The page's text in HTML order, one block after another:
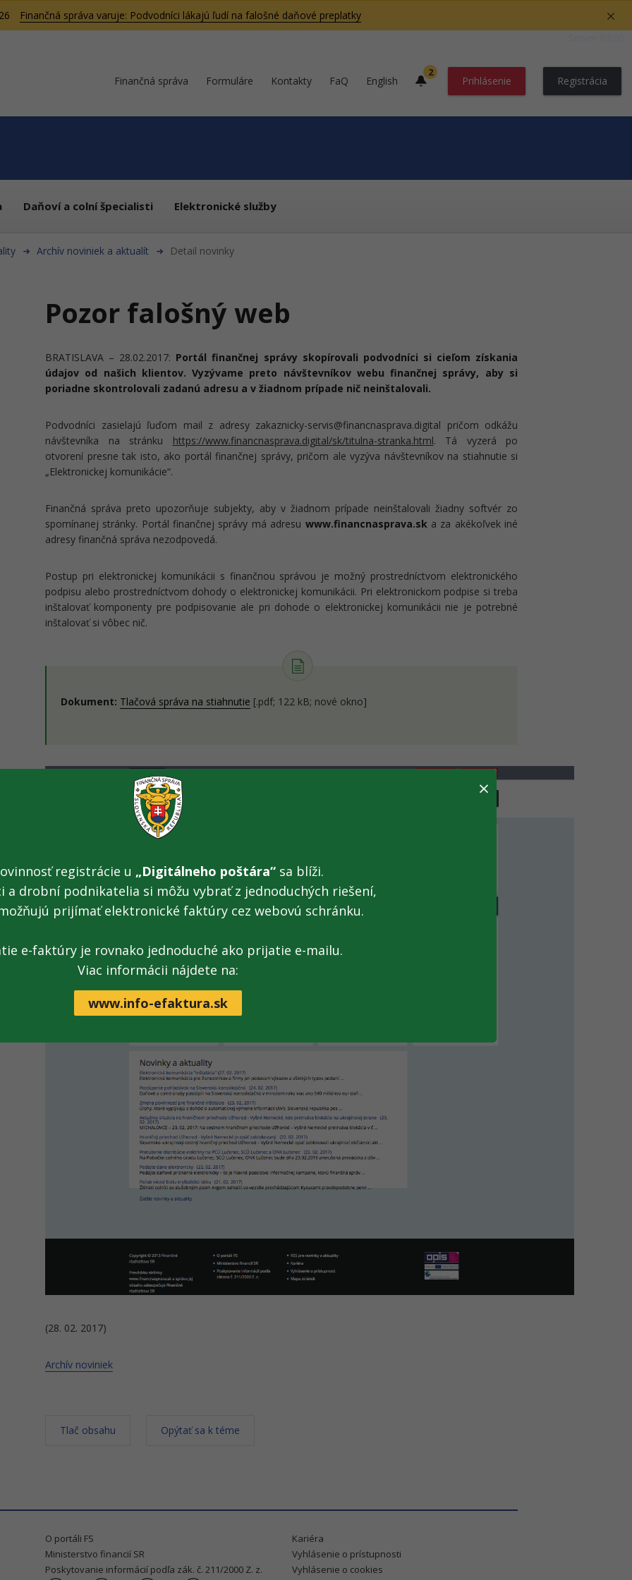
Finančná správa varuje: Podvodníci lákajú ľudí na falošné daňové preplatky
Finančná správa Formuláre Kontakty FaQ English
2
Prihlásenie Registrácia
Daňoví a colní špecialisti Elektronické služby
Archív noviniek a aktualít Detail novinky
Pozor falošný web
BRATISLAVA – 28.02.2017: Portál finančnej správy skopírovali podvodníci si cieľom získania
údajov od našich klientov. Vyzývame preto návštevníkov webu finančnej správy, aby si
poriadne skontrolovali zadanú adresu a v žiadnom prípade nič neinštalovali.
Podvodníci zasielajú ľuďom mail z adresy zakaznicky-servis@financnasprava.digital pričom odkážu
návštevníka na stránku https://www.financnasprava.digital/sk/titulna-stranka.html. Tá vyzerá po
otvorení presne tak isto, ako portál finančnej správy, pričom ale vyzýva návštevníkov na stiahnutie si
„Elektronickej komunikácie“.
Finančná správa preto upozorňuje subjekty, aby v žiadnom prípade neinštalovali žiadny softvér zo
spomínanej stránky. Portál finančnej správy má adresu www.financnasprava.ska za akékoľvek iné
adresy finančná správa nezodpovedá.
Postup pri elektronickej komunikácii s finančnou správou je možný prostredníctvom elektronického
podpisu alebo prostredníctvom dohody o elektronickej komunikácii. Pri elektronickom podpise si treba
inštalovať komponenty pre podpisovanie ale pri dohode o elektronickej komunikácii nie je potrebné
inštalovať si vôbec nič.
Dokument: Tlačová správa na stiahnutie [.pdf; 122 kB; nové okno]
(28. 02. 2017)
Archív noviniek
Tlač obsahu Opýtať sa k téme
O portáli FS
Ministerstvo financií SR
Poskytovanie informácií podľa zák. č. 211/2000 Z. z.
Kariéra
Vyhlásenie o prístupnosti
Vyhlásenie o cookies
×
registrácie u „Digitálneho poštára“ sa blíži.
a drobní podnikatelia si môžu vybrať z jednoduchých riešení,
prijímať elektronické faktúry cez webovú schránku.
e-faktúry je rovnako jednoduché ako prijatie e-mailu.
Viac informácii nájdete na:
www.info-efaktura.sk